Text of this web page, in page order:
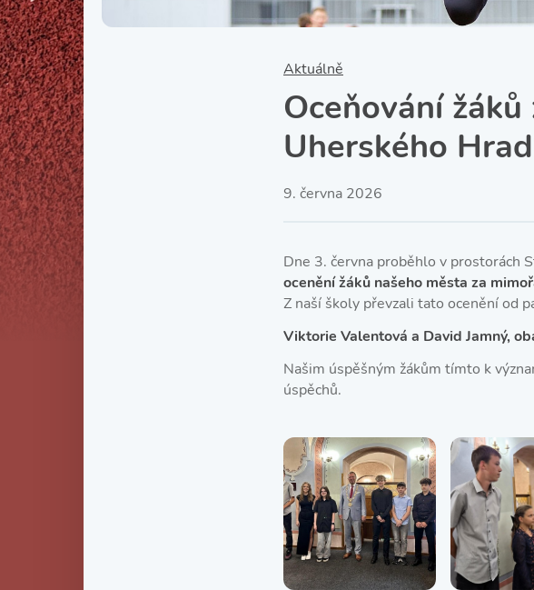
SRPŠ –
Aktuálně
Oceňování
Uherského
9. června 2026
Dne 3. června proběhlo v prostorách
ocenění žáků našeho města za
Z naší školy převzali tato ocenění od
Viktorie Valentová a David Jamný,
Našim úspěšným žákům tímto k
úspěchů.